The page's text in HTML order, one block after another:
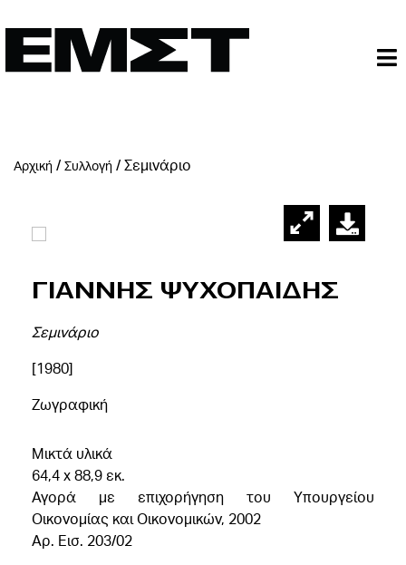
Αρχική / Συλλογή /Σεμινάριο
Γιαννης Ψυχοπαιδης
Σεμινάριο
[1980]
Ζωγραφική
Mικτά υλικά
64,4 x 88,9 εκ.
Αγορά με επιχορήγηση του Υπουργείου
Οικονομίας και Οικονομικών, 2002
Aρ. Εισ. 203/02